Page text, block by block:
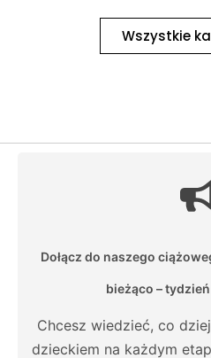
Wszystkie
Dołącz do naszego
bieżąco –
Chcesz wiedzieć, co
dzieckiem na każdym